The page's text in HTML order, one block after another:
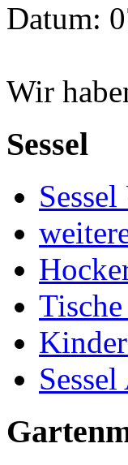
Datum:
Wir
Sessel